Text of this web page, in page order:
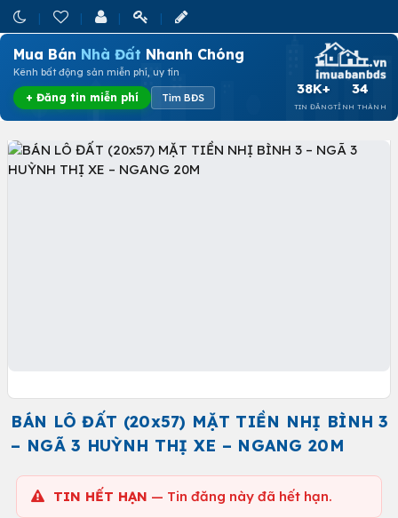
Mua Bán Nhà Đất Nhanh Chóng
Kênh bất động sản miễn phí, uy tín
+ Đăng tin miễn phí Tìm BĐS
38K+
TIN ĐĂNG
34
TỈNH THÀNH
BÁN LÔ ĐẤT (20x57) MẶT TIỀN NHỊ BÌNH 3
– NGÃ 3 HUỲNH THỊ XE – NGANG 20M
TIN HẾT HẠN — Tin đăng này đã hết hạn.